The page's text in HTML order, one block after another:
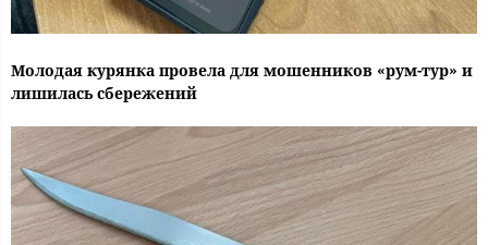
Молодая курянка провела для мошенников «рум-тур» и
лишилась сбережений